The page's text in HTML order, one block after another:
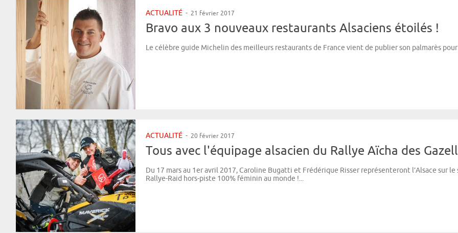
ACTUALITÉ - 21 février 2017
Bravo aux 3 nouveaux restaurants Alsaciens étoilés !
Le célèbre guide Michelin des meilleurs restaurants de France vient de publier son palmarès pour
ACTUALITÉ - 20 février 2017
Tous avec l'équipage alsacien du Rallye Aïcha des
Du 17 mars au 1er avril 2017, Caroline Bugatti et Frédérique Risser représenteront l’Alsace sur le
Rallye-Raid hors-piste 100% féminin au monde !...